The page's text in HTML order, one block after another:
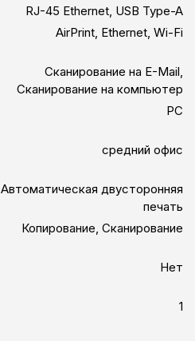
RJ-45 Ethernet, USB Type-A
AirPrint, Ethernet, Wi-Fi
Сканирование на E-Mail,
Сканирование на компьютер
PC
средний офис
Автоматическая двусторонняя
печать
Копирование, Сканирование
Нет
1